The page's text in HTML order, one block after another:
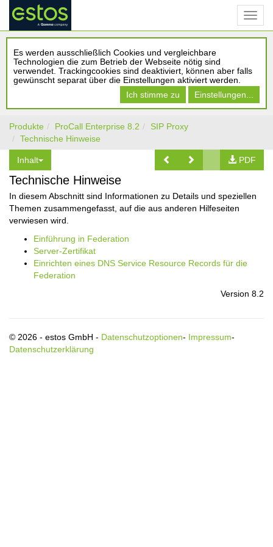
Es werden ausschließlich Cookies und vergleichbare
Technologien die zum Betrieb der Webseite nötig sind
verwendet. Trackingcookies sind deaktiviert, können aber falls
gewünscht separat über die Einstellungen aktiviert werden.
Ich stimme zu
Einstellungen...
Produkte ProCall Enterprise 8.2
SIP Proxy
Technische Hinweise
Inhalt PDF
Technische Hinweise
In diesem Abschnitt sind Informationen zu Details und speziellen
Themen zusammengefasst, auf die aus anderen Hilfeseiten
verwiesen wird.
Einführung in Federation
Server-Zertifikat
Einrichten eines DNS Service Resource Records für die
Federation
Version 8.2
© 2026 - estos GmbH - Datenschutzoptionen- Impressum-
Datenschutzerklärung